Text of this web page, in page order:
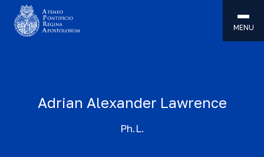
MENU
Adrian Alexander Lawrence
Ph.L.